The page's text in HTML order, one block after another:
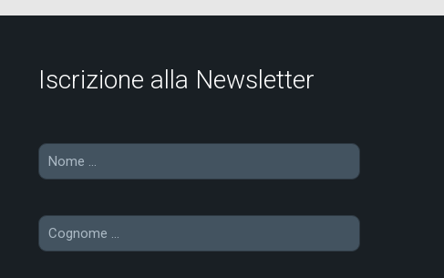
Iscrizione alla Newsletter